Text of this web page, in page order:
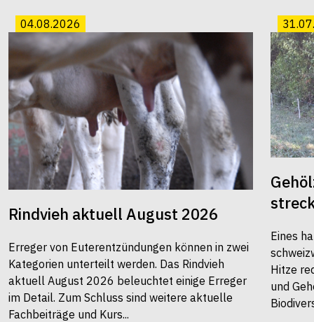
04.08.2026
Rindvieh aktuell August 2026
Erreger von Euterentzündungen können in zwei
Kategorien unterteilt werden. Das Rindvieh
aktuell August 2026 beleuchtet einige Erreger
im Detail. Zum Schluss sind weitere aktuelle
Fachbeiträge und Kurs...
Eines
Hitze
und